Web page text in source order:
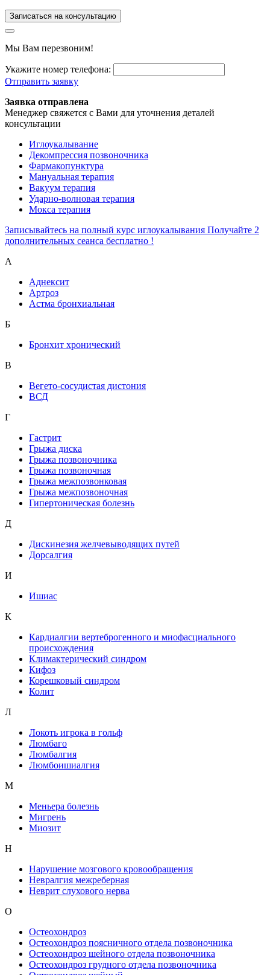
Записаться на консультацию
Мы Вам перезвоним!
Укажите номер телефона:
Отправить заявку
Заявка отправлена
Менеджер свяжется с Вами для уточнения деталей
консультации
Иглоукалывание
Декомпрессия позвоночника
Фармакопунктура
Мануальная терапия
Вакуум терапия
Ударно-волновая терапия
Мокса терапия
Записывайтесь на полный курс иглоукалывания Получайте 2
дополнительных сеанса бесплатно !
А
Аднексит
Артроз
Астма бронхиальная
Б
Бронхит хронический
В
Вегето-сосудистая дистония
ВСД
Г
Гастрит
Грыжа диска
Грыжа позвоночника
Грыжа позвоночная
Грыжа межпозвонковая
Грыжа межпозвоночная
Гипертоническая болезнь
Д
Дискинезия желчевыводящих путей
Дорсалгия
И
Ишиас
К
Кардиалгии вертеброгенного и миофасциального
происхождения
Климактерический синдром
Кифоз
Корешковый синдром
Колит
Л
Локоть игрока в гольф
Люмбаго
Люмбалгия
Люмбоишиалгия
М
Меньера болезнь
Мигрень
Миозит
Н
Нарушение мозгового кровообращения
Невралгия межреберная
Неврит слухового нерва
О
Остеохондроз
Остеохондроз поясничного отдела позвоночника
Остеохондроз шейного отдела позвоночника
Остеохондроз грудного отдела позвоночника